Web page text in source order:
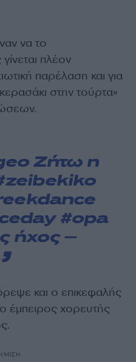
να το
πλέον
παρέλαση και για
στην τούρτα»
Ζήτω η
#opa
ήχος –
και ο επικεφαλής
έμπειρος χορευτής